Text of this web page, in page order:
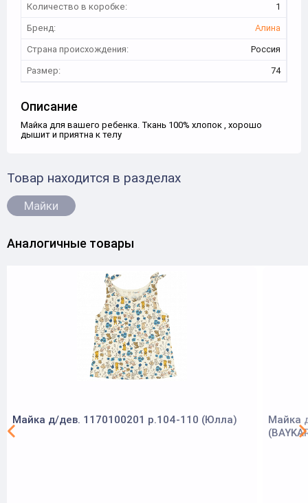
Количество в коробке:
1
Бренд:
Алина
Страна происхождения:
Россия
Размер:
74
Описание
Майка для вашего ребенка. Ткань 100% хлопок , хорошо
дышит и приятна к телу
Товар находится в разделах
Майки
Аналогичные товары
Майка д/дев. 1170100201 р.104-110 (Юлла)
Майка